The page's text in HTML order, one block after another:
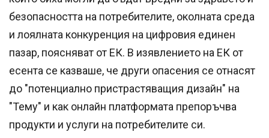
безопасността на потребителите, околната среда
и лоялната конкуренция на цифровия единен
пазар, поясняват от ЕК. В изявлението на ЕК от
есента се казваше, че други опасения се отнасят
до "потенциално пристрастяващия дизайн" на
"Тему" и как онлайн платформата препоръчва
продукти и услуги на потребителите си.